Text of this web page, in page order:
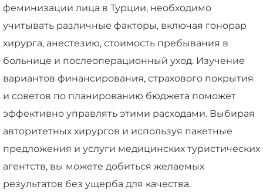
феминизации лица в Турции, необходимо
учитывать различные факторы, включая гонорар
хирурга, анестезию, стоимость пребывания в
больнице и послеоперационный уход. Изучение
вариантов финансирования, страхового покрытия
и советов по планированию бюджета поможет
эффективно управлять этими расходами. Выбирая
авторитетных хирургов и используя пакетные
предложения и услуги медицинских туристических
агентств, вы можете добиться желаемых
результатов без ущерба для качества.